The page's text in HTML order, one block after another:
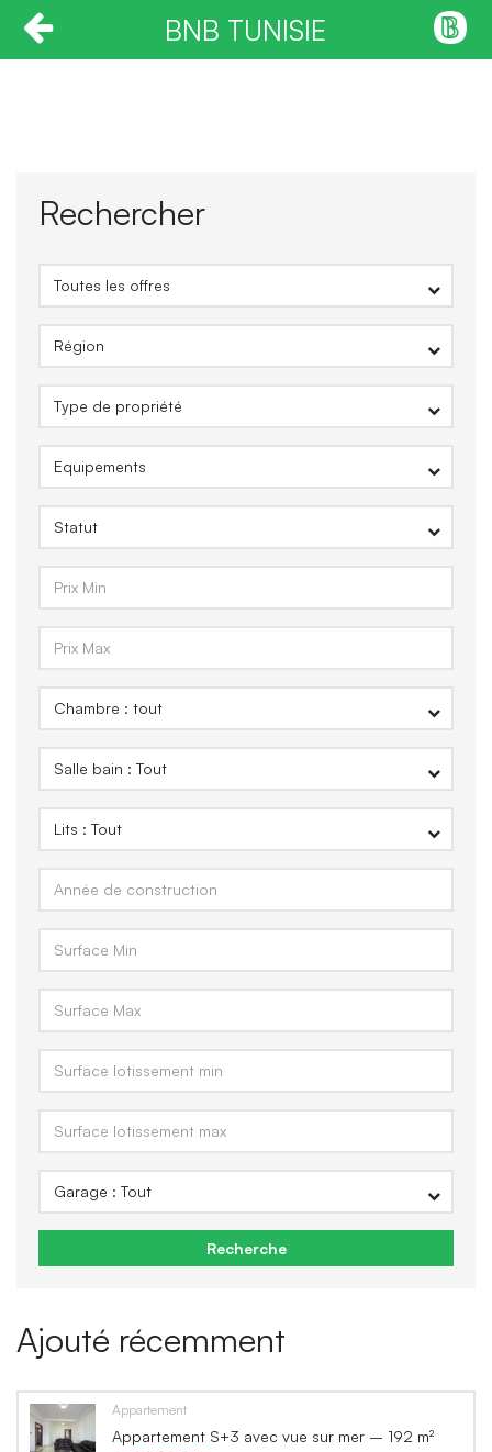
BNB TUNISIE
Rechercher
Recherche
Ajouté récemment
Appartement
Appartement S+3 avec vue sur mer – 192 m²